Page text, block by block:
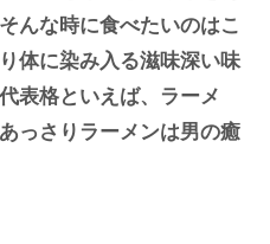
んな時に食べたいのはこ
体に染み入る滋味深い味
表格といえば、ラーメ
っさりラーメンは男の癒